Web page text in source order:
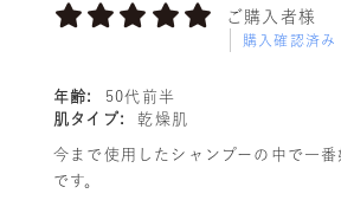
ご購入者様
購入確認済み
年齢:
50代前半
肌タイプ:
乾燥肌
今まで使用したシャンプーの中で一
です。